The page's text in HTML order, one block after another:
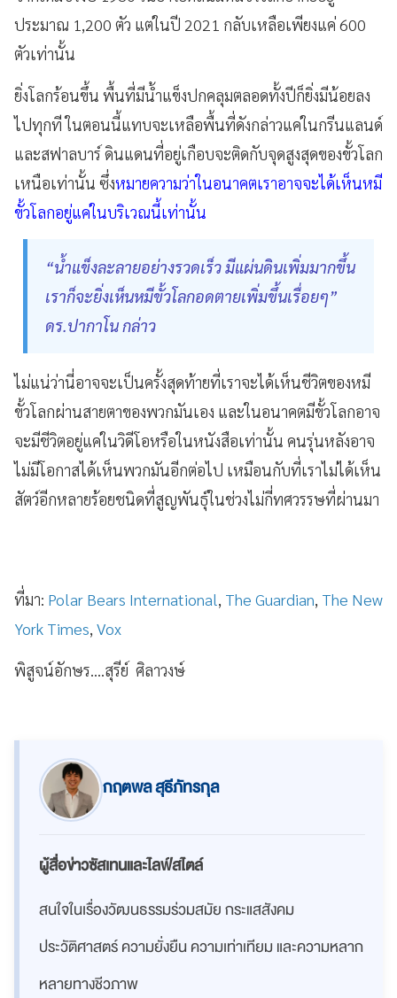
ประมาณ 1,200 ตัว แต่ในปี 2021 กลับเหลือเพียงแค่ 600
ตัวเท่านั้น
ยิ่งโลกร้อนขึ้น พื้นที่มีน้ำแข็งปกคลุมตลอดทั้งปีก็ยิ่งมีน้อยลง
ไปทุกที ในตอนนี้แทบจะเหลือพื้นที่ดังกล่าวแค่ในกรีนแลนด์
และสฟาลบาร์ ดินแดนที่อยู่เกือบจะติดกับจุดสูงสุดของขั้วโลก
เหนือเท่านั้น ซึ่งหมายความว่าในอนาคตเราอาจจะได้เห็นหมี
ขั้วโลกอยู่แค่ในบริเวณนี้เท่านั้น
“น้ำแข็งละลายอย่างรวดเร็ว มีแผ่นดินเพิ่มมากขึ้น
เราก็จะยิ่งเห็นหมีขั้วโลกอดตายเพิ่มขึ้นเรื่อยๆ”
ดร.ปากาโน กล่าว
ไม่แน่ว่านี่อาจจะเป็นครั้งสุดท้ายที่เราจะได้เห็นชีวิตของหมี
ขั้วโลกผ่านสายตาของพวกมันเอง และในอนาคตมีขั้วโลกอาจ
จะมีชีวิตอยู่แค่ในวิดีโอหรือในหนังสือเท่านั้น คนรุ่นหลังอาจ
ไม่มีโอกาสได้เห็นพวกมันอีกต่อไป เหมือนกับที่เราไม่ได้เห็น
สัตว์อีกหลายร้อยชนิดที่สูญพันธุ์ในช่วงไม่กี่ทศวรรษที่ผ่านมา
ที่มา: Polar Bears International, The Guardian, The New
York Times, Vox
พิสูจน์อักษร....สุรีย์ ศิลาวงษ์
กฤตพล สุธีภัทรกุล
ผู้สื่อข่าวซัสเทนและไลฟ์สไตล์
สนใจในเรื่องวัฒนธรรมร่วมสมัย กระแสสังคม
ประวัติศาสตร์ ความยั่งยืน ความเท่าเทียม และความหลาก
หลายทางชีวภาพ